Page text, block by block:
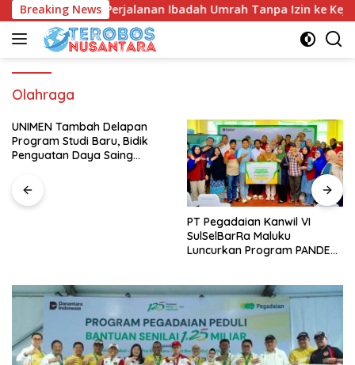
Breaking News
Umrah Tanpa Izin ke Kejaksaan UNIMEN
Olahraga
UNIMEN Tambah Delapan
Program Studi Baru, Bidik
Penguatan Daya Saing
PT Pegadaian Kanwil VI
SulSelBarRa Maluku
Luncurkan Program PANDE